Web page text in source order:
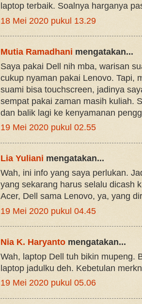
laptop terbaik. Soalnya harganya
18 Mei 2020 pukul 13.29
Mutia Ramadhani mengatakan...
Saya pakai Dell nih mba, warisan
cukup nyaman pakai Lenovo. Tapi,
suami bisa touchscreen, jadinya
sempat pakai zaman masih kuliah.
dan balik lagi ke kenyamanan
19 Mei 2020 pukul 02.55
Lia Yuliani mengatakan...
Wah, ini info yang saya perlukan.
yang sekarang harus selalu dicash
Acer, Dell sama Lenovo, ya, yang
19 Mei 2020 pukul 04.45
Nia K. Haryanto mengatakan...
Wah, laptop Dell tuh bikin mupeng.
laptop jadulku deh. Kebetulan
19 Mei 2020 pukul 05.06